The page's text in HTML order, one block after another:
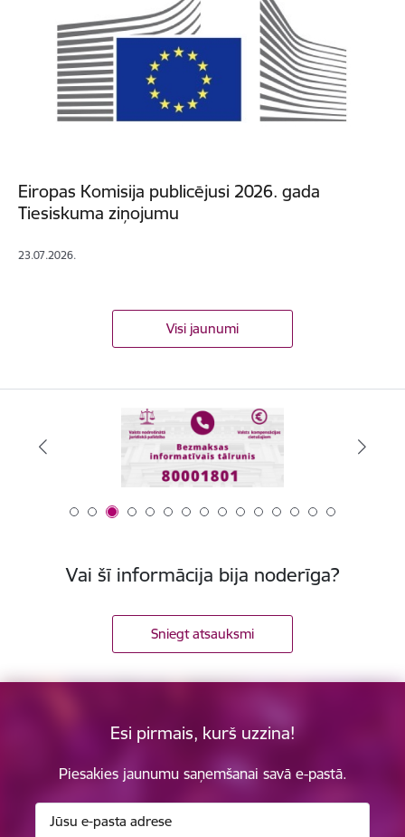
Eiropas Komisija publicējusi 2026. gada
Tiesiskuma ziņojumu
23.07.2026.
Visi jaunumi
Vai šī informācija bija noderīga?
Sniegt atsauksmi
Esi pirmais, kurš uzzina!
Piesakies jaunumu saņemšanai savā e-pastā.